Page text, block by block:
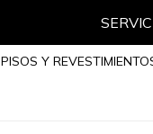
PISOS Y